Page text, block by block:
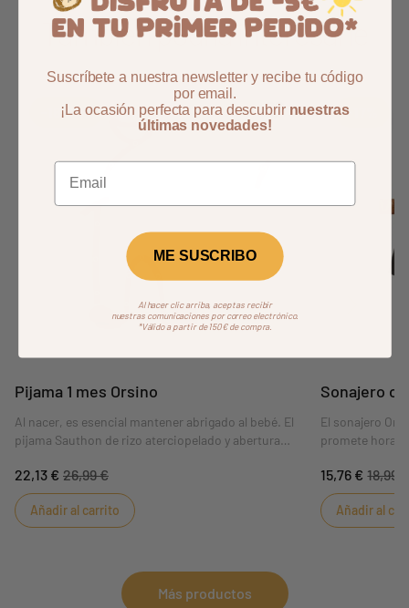
También podría interesarle
Aggiungi ai preferiti
borrar favoritos
-18,01%
Pijama 1 mes Orsino
Al nacer, es esencial mantener abrigado al bebé. El
pijama Sauthon de rizo aterciopelado y abertura
El pijama Orsino, talla 1 mes, te conquistará por su
suave y delicado estampado de ositos y su cálido
color terracota
22,13 € 26,99 €
Añadir al carrito
-17%
Sonajero
El sonajero
promete horas
gracias a su
agarre del bebé.
15,76 € 18,99
Añadir al
Más productos
Suscríbete a nuestra newsletter y recibe tu código
por email.
¡La ocasión perfecta para descubrir nuestras
últimas novedades!
ME SUSCRIBO
Al hacer clic arriba, aceptas recibir
nuestras comunicaciones por correo electrónico.
*Válido a partir de 150€ de compra.